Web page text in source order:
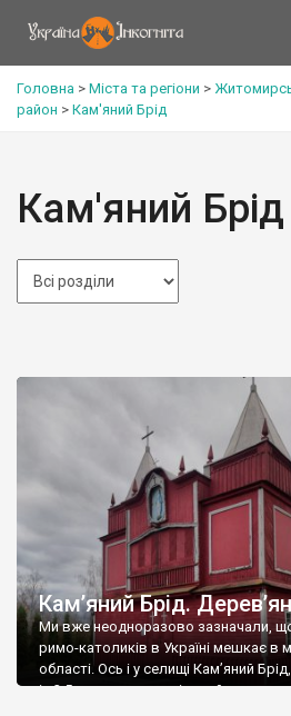
Головна > Міста та регіони >
район > Кам'яний Брід
Кам'яний Брід
Кам’яний Брід.
Ми вже неодноразово зазначали, що
римо-католиків в Україні мешкає в
області. Ось і у селищі Кам’яний
із 2,5 тисяч мешканців, майже